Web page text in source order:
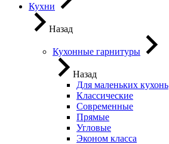
Кухни
Назад
Кухонные гарнитуры
Назад
Для маленьких кухонь
Классические
Современные
Прямые
Угловые
Эконом класса